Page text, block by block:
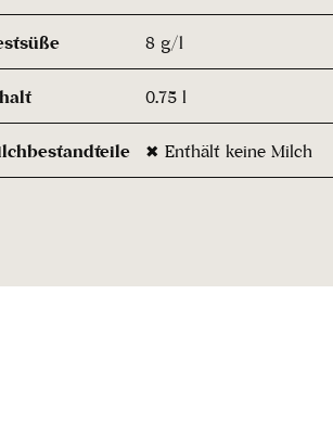
8 g/l
0.75 l
✖ Enthält keine Milch